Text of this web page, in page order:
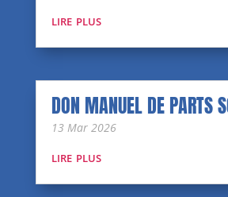
lire plus
DON MANUEL DE PARTS
13 Mar 2026
lire plus